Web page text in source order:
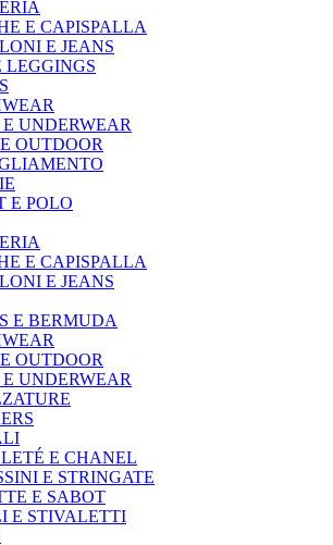
E CAPISPALLA
E JEANS
LEGGINGS
UNDERWEAR
OUTDOOR
E POLO
E CAPISPALLA
E JEANS
E BERMUDA
OUTDOOR
UNDERWEAR
E CHANEL
E STRINGATE
E SABOT
E STIVALETTI